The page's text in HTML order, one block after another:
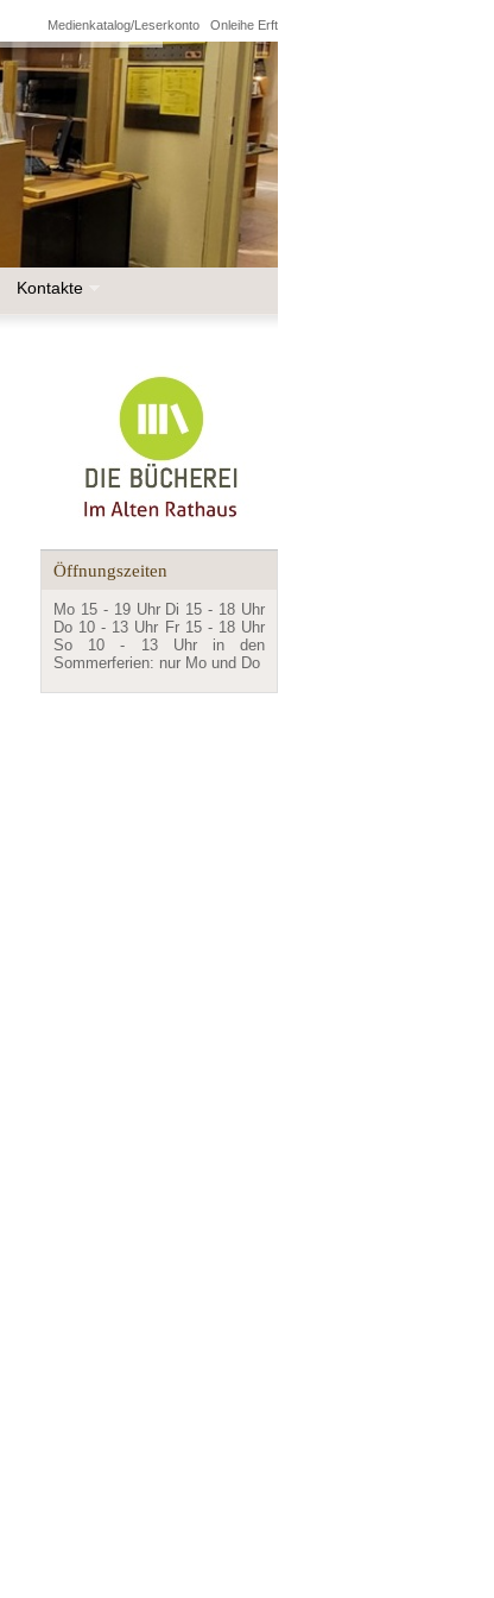
Medienkatalog/Leserkonto Onleihe Erft
Kontakte
Öffnungszeiten
Mo 15 - 19 Uhr Di 15 - 18 Uhr
Do 10 - 13 Uhr Fr 15 - 18 Uhr
So 10 - 13 Uhr in den
Sommerferien: nur Mo und Do